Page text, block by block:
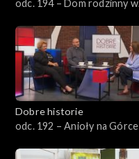
odc. 194 – Dom rodzinny w
Dobre historie
odc. 192 – Anioły na Górce